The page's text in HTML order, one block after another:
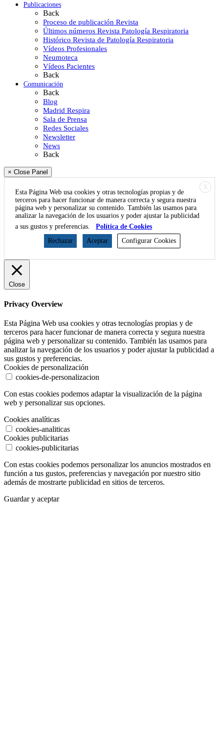
Publicaciones
Back
Proceso de publicación Revista
Últimos números Revista Patología Respiratoria
Histórico Revista de Patología Respiratoria
Vídeos Profesionales
Neumoteca
Vídeos Pacientes
Back
Comunicación
Back
Blog
Madrid Respira
Sala de Prensa
Redes Sociales
Newsletter
News
Back
× Close Panel
X
Esta Página Web usa cookies y otras tecnologías propias y de
terceros para hacer funcionar de manera correcta y segura nuestra
página web y personalizar su contenido. También las usamos para
analizar la navegación de los usuarios y poder ajustar la publicidad
a sus gustos y preferencias.
Política de Cookies
Rechazar
Aceptar Configurar Cookies
Close
Privacy Overview
Esta Página Web usa cookies y otras tecnologías propias y de
terceros para hacer funcionar de manera correcta y segura nuestra
página web y personalizar su contenido. También las usamos para
analizar la navegación de los usuarios y poder ajustar la publicidad a
sus gustos y preferencias.
Cookies de personalización
cookies-de-personalizacion
Con estas cookies podemos adaptar la visualización de la página
web y personalizar sus opciones.
Cookies analíticas
cookies-analiticas
Cookies publicitarias
cookies-publicitarias
Con estas cookies podemos personalizar los anuncios mostrados en
función a tus gustos, preferencias y navegación por nuestro sitio
además de mostrarte publicidad en sitios de terceros.
Guardar y aceptar